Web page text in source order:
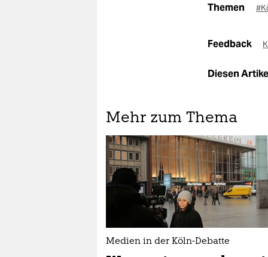
Themen
Feedback
Diesen
Mehr zum Thema
Medien in der Köln-Debatte